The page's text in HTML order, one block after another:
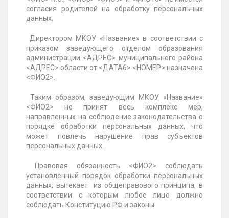
согласия родителей на обработку персональных
данных.
Директором МКОУ «Название» в соответствии с
приказом заведующего отделом образования
администрации <АДРЕС> муниципального района
<АДРЕС> области от <ДАТА6> <НОМЕР> назначена
<ФИО2>.
Таким образом, заведующим МКОУ «Название»
<ФИО2> не принят весь комплекс мер,
направленных на соблюдение законодательства о
порядке обработки персональных данных, что
может повлечь нарушение прав субъектов
персональных данных.
Правовая обязанность <ФИО2> соблюдать
установленный порядок обработки персональных
данных, вытекает из общеправового принципа, в
соответствии с которым любое лицо должно
соблюдать Конституцию РФ и законы.